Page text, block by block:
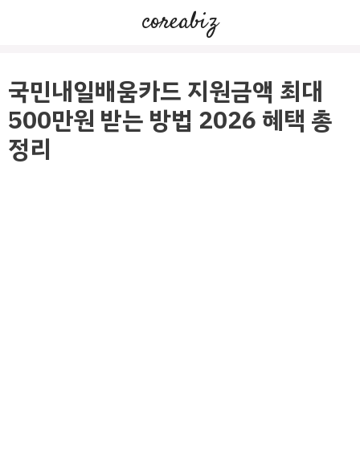
너
뛰
coreabiz
국민내일배움카드 지원금액 최대
500만원 받는 방법 2026 혜택 총
정리